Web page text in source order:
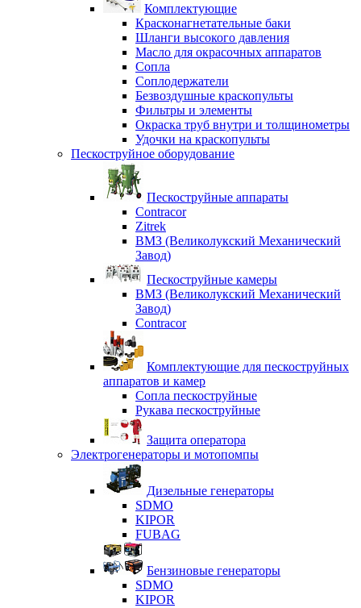
Комплектующие
Красконагнетательные баки
Шланги высокого давления
Масло для окрасочных аппаратов
Сопла
Соплодержатели
Безвоздушные краскопульты
Фильтры и элементы
Окраска труб внутри и толщинометры
Удочки на краскопульты
Пескоструйное оборудование
Пескоструйные аппараты
Contracor
Zitrek
ВМЗ (Великолукский Механический
Завод)
Пескоструйные камеры
ВМЗ (Великолукский Механический
Завод)
Contracor
Комплектующие для пескоструйных
аппаратов и камер
Сопла пескоструйные
Рукава пескоструйные
Защита оператора
Электрогенераторы и мотопомпы
Дизельные генераторы
SDMO
KIPOR
FUBAG
Бензиновые генераторы
SDMO
KIPOR